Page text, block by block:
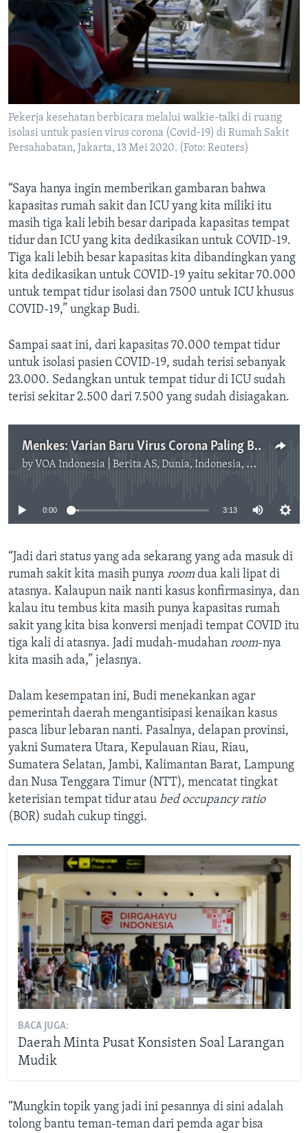
Pekerja kesehatan berbicara melalui walkie-talki di ruang
isolasi untuk pasien virus corona (Covid-19) di Rumah Sakit
Persahabatan, Jakarta, 13 Mei 2020. (Foto: Reuters)
“Saya hanya ingin memberikan gambaran bahwa
kapasitas rumah sakit dan ICU yang kita miliki itu
masih tiga kali lebih besar daripada kapasitas tempat
tidur dan ICU yang kita dedikasikan untuk COVID-19.
Tiga kali lebih besar kapasitas kita dibandingkan yang
kita dedikasikan untuk COVID-19 yaitu sekitar 70.000
untuk tempat tidur isolasi dan 7500 untuk ICU khusus
COVID-19,” ungkap Budi.
Sampai saat ini, dari kapasitas 70.000 tempat tidur
untuk isolasi pasien COVID-19, sudah terisi sebanyak
23.000. Sedangkan untuk tempat tidur di ICU sudah
terisi sekitar 2.500 dari 7.500 yang sudah disiagakan.
Menkes: Varian Baru Virus Corona Paling Banyak Ditemukan di Sumatera dan Kalimantan
by VOA Indonesia | Berita AS, Dunia, Indonesia, Diaspora Indonesia di AS
No media source currently available
0:00 3:13
“Jadi dari status yang ada sekarang yang ada masuk di
rumah sakit kita masih punya room dua kali lipat di
atasnya. Kalaupun naik nanti kasus konfirmasinya, dan
kalau itu tembus kita masih punya kapasitas rumah
sakit yang kita bisa konversi menjadi tempat COVID itu
tiga kali di atasnya. Jadi mudah-mudahan room-nya
kita masih ada,” jelasnya.
Dalam kesempatan ini, Budi menekankan agar
pemerintah daerah mengantisipasi kenaikan kasus
pasca libur lebaran nanti. Pasalnya, delapan provinsi,
yakni Sumatera Utara, Kepulauan Riau, Riau,
Sumatera Selatan, Jambi, Kalimantan Barat, Lampung
dan Nusa Tenggara Timur (NTT), mencatat tingkat
keterisian tempat tidur atau bed occupancy ratio
(BOR) sudah cukup tinggi.
BACA JUGA:
Daerah Minta Pusat Konsisten Soal Larangan
Mudik
“Mungkin topik yang jadi ini pesannya di sini adalah
tolong bantu teman-teman dari pemda agar bisa